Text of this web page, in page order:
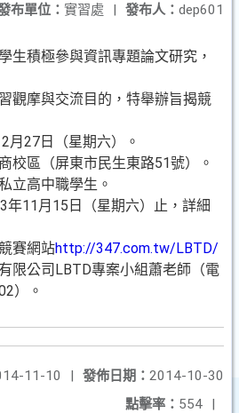
發布人： dep601
布單位： 實習處 |
生積極參與資訊專題論文研究，
觀摩與交流目的，特舉辦旨揭競
月27日（星期六）。
校區（屏東市民生東路51號）。
立高中職學生。
年11月15日（星期六）止，詳細
賽網站http://347.com.tw/LBTD/
限公司LBTD專案小組蕭老師（電
）。
發佈日期： 2014-10-30
11-10
|
點擊率： 554 |